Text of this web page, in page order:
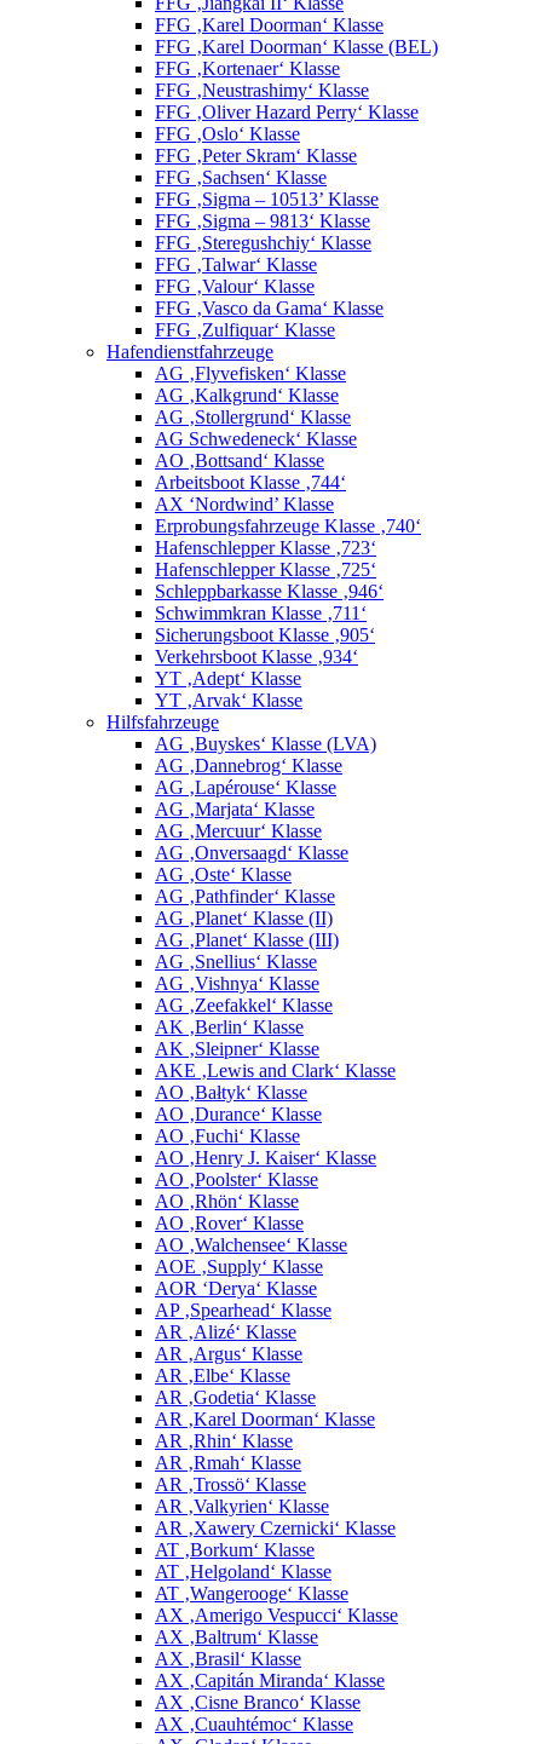
FFG ‚Karel Doorman‘ Klasse
FFG ‚Karel Doorman‘ Klasse (BEL)
FFG ‚Kortenaer‘ Klasse
FFG ‚Neustrashimy‘ Klasse
FFG ‚Oliver Hazard Perry‘ Klasse
FFG ‚Oslo‘ Klasse
FFG ‚Peter Skram‘ Klasse
FFG ‚Sachsen‘ Klasse
FFG ‚Sigma – 10513’ Klasse
FFG ‚Sigma – 9813‘ Klasse
FFG ‚Steregushchiy‘ Klasse
FFG ‚Talwar‘ Klasse
FFG ‚Valour‘ Klasse
FFG ‚Vasco da Gama‘ Klasse
FFG ‚Zulfiquar‘ Klasse
Hafendienstfahrzeuge
AG ‚Flyvefisken‘ Klasse
AG ‚Kalkgrund‘ Klasse
AG ‚Stollergrund‘ Klasse
AG Schwedeneck‘ Klasse
AO ‚Bottsand‘ Klasse
Arbeitsboot Klasse ‚744‘
AX ‘Nordwind’ Klasse
Erprobungsfahrzeuge Klasse ‚740‘
Hafenschlepper Klasse ‚723‘
Hafenschlepper Klasse ‚725‘
Schleppbarkasse Klasse ‚946‘
Schwimmkran Klasse ‚711‘
Sicherungsboot Klasse ‚905‘
Verkehrsboot Klasse ‚934‘
YT ‚Adept‘ Klasse
YT ‚Arvak‘ Klasse
Hilfsfahrzeuge
AG ‚Buyskes‘ Klasse (LVA)
AG ‚Dannebrog‘ Klasse
AG ‚Lapérouse‘ Klasse
AG ‚Marjata‘ Klasse
AG ‚Mercuur‘ Klasse
AG ‚Onversaagd‘ Klasse
AG ‚Oste‘ Klasse
AG ‚Pathfinder‘ Klasse
AG ‚Planet‘ Klasse (II)
AG ‚Planet‘ Klasse (III)
AG ‚Snellius‘ Klasse
AG ‚Vishnya‘ Klasse
AG ‚Zeefakkel‘ Klasse
AK ‚Berlin‘ Klasse
AK ‚Sleipner‘ Klasse
AKE ‚Lewis and Clark‘ Klasse
AO ‚Bałtyk‘ Klasse
AO ‚Durance‘ Klasse
AO ‚Fuchi‘ Klasse
AO ‚Henry J. Kaiser‘ Klasse
AO ‚Poolster‘ Klasse
AO ‚Rhön‘ Klasse
AO ‚Rover‘ Klasse
AO ‚Walchensee‘ Klasse
AOE ‚Supply‘ Klasse
AOR ‘Derya‘ Klasse
AP ‚Spearhead‘ Klasse
AR ‚Alizé‘ Klasse
AR ‚Argus‘ Klasse
AR ‚Elbe‘ Klasse
AR ‚Godetia‘ Klasse
AR ‚Karel Doorman‘ Klasse
AR ‚Rhin‘ Klasse
AR ‚Rmah‘ Klasse
AR ‚Trossö‘ Klasse
AR ‚Valkyrien‘ Klasse
AR ‚Xawery Czernicki‘ Klasse
AT ‚Borkum‘ Klasse
AT ‚Helgoland‘ Klasse
AT ‚Wangerooge‘ Klasse
AX ‚Amerigo Vespucci‘ Klasse
AX ‚Baltrum‘ Klasse
AX ‚Brasil‘ Klasse
AX ‚Capitán Miranda‘ Klasse
AX ‚Cisne Branco‘ Klasse
AX ‚Cuauhtémoc‘ Klasse